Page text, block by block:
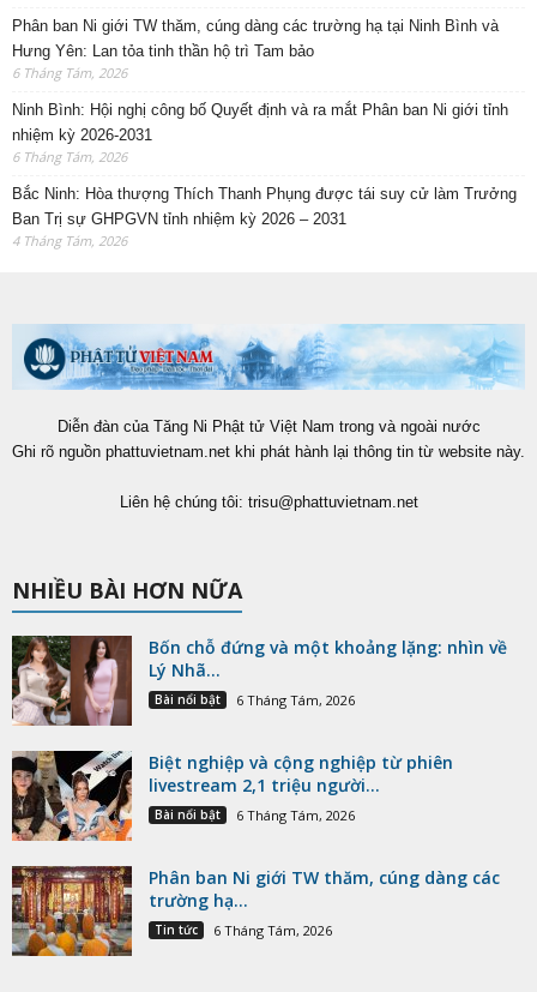
Phân ban Ni giới TW thăm, cúng dàng các trường hạ tại Ninh Bình và
Hưng Yên: Lan tỏa tinh thần hộ trì Tam bảo
6 Tháng Tám, 2026
Ninh Bình: Hội nghị công bố Quyết định và ra mắt Phân ban Ni giới tỉnh
nhiệm kỳ 2026-2031
6 Tháng Tám, 2026
Bắc Ninh: Hòa thượng Thích Thanh Phụng được tái suy cử làm Trưởng
Ban Trị sự GHPGVN tỉnh nhiệm kỳ 2026 – 2031
4 Tháng Tám, 2026
Diễn đàn của Tăng Ni Phật tử Việt Nam trong và ngoài nước
Ghi rõ nguồn phattuvietnam.net khi phát hành lại thông tin từ website này.
Liên hệ chúng tôi: trisu@phattuvietnam.net
NHIỀU BÀI HƠN NỮA
Bốn chỗ đứng và một khoảng lặng: nhìn về
Lý Nhã...
Bài nổi bật 6 Tháng Tám, 2026
Biệt nghiệp và cộng nghiệp từ phiên
livestream 2,1 triệu người...
Bài nổi bật 6 Tháng Tám, 2026
Phân ban Ni giới TW thăm, cúng dàng các
trường hạ...
Tin tức 6 Tháng Tám, 2026